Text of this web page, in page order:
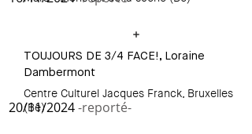
TOUJOURS DE 3/4 FACE!, Loraine
Dambermont
Centre Culturel Jacques Franck, Bruxelles
(Be)
20/11/2024-reporté-